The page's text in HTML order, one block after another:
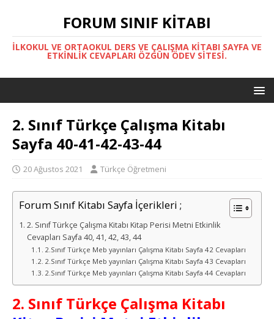
FORUM SINIF KITABI
İLKOKUL VE ORTAOKUL DERS VE ÇALIŞMA KITABI SAYFA VE
ETKINLIK CEVAPLARI ÖZGÜN ÖDEV SITESI.
2. Sınıf Türkçe Çalışma Kitabı
Sayfa 40-41-42-43-44
20 Ağustos 2021 Türkçe Öğretmeni
Forum Sınıf Kitabı Sayfa İçerikleri ;
2. Sınıf Türkçe Çalışma Kitabı Kitap Perisi Metni Etkinlik
Cevapları Sayfa 40, 41, 42, 43, 44
2.Sınıf Türkçe Meb yayınları Çalışma Kitabı Sayfa 42 Cevapları
2.Sınıf Türkçe Meb yayınları Çalışma Kitabı Sayfa 43 Cevapları
2.Sınıf Türkçe Meb yayınları Çalışma Kitabı Sayfa 44 Cevapları
2. Sınıf Türkçe Çalışma Kitabı